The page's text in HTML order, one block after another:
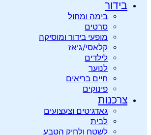
בידור
בימה ומחול
סרטים
מופעי בידור ומוסיקה
קלאסי/ג’אז
לילדים
לנוער
חיים בריאים
פינוקים
צרכנות
גאדג’טים וצעצועים
לבית
לשטח ולחיק הטבע